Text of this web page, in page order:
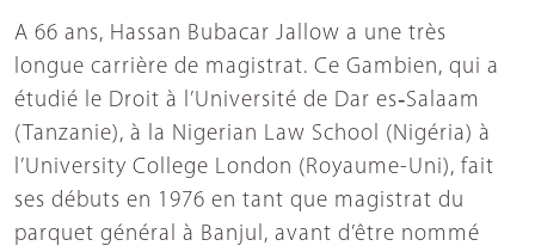
A 66 ans, Hassan Bubacar Jallow a une très
longue carrière de magistrat. Ce Gambien, qui a
étudié le Droit à l’Université de Dar es‑Salaam
(Tanzanie), à la Nigerian Law School (Nigéria) à
l’University College London (Royaume-Uni), fait
ses débuts en 1976 en tant que magistrat du
parquet général à Banjul, avant d’être nommé